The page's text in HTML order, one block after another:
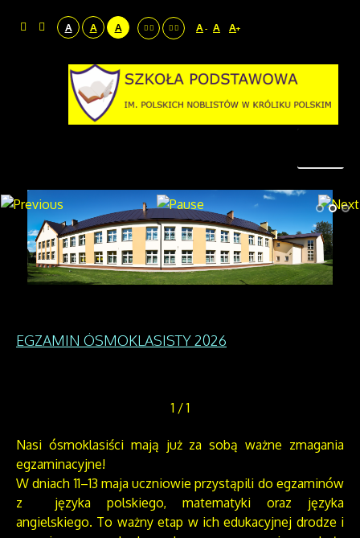
A A A A- A A+
EGZAMIN ÓSMOKLASISTY 2026
1/1
Nasi ósmoklasiści mają już za sobą ważne zmagania
egzaminacyjne!
W dniach 11–13 maja uczniowie przystąpili do egzaminów
z języka polskiego, matematyki oraz języka
angielskiego. To ważny etap w ich edukacyjnej drodze i